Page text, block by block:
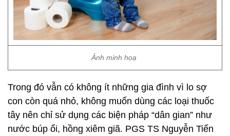
Ảnh minh hoạ
Trong đó vẫn có không ít những gia đình vì lo sợ
con còn quá nhỏ, không muốn dùng các loại thuốc
tây nên chỉ sử dụng các biện pháp “dân gian” như
nước búp ổi, hồng xiêm giã. PGS TS Nguyễn Tiến